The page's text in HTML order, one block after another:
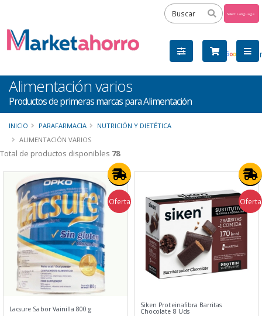
by
Alimentación varios
Productos de primeras marcas para Alimentación
INICIO PARAFARMACIA
NUTRICIÓN Y DIETÉTICA
ALIMENTACIÓN VARIOS
Total de productos disponibles 78
Oferta
Lacsure Sabor Vainilla 800 g
Oferta
Siken Proteinafibra Barritas
Chocolate 8 Uds